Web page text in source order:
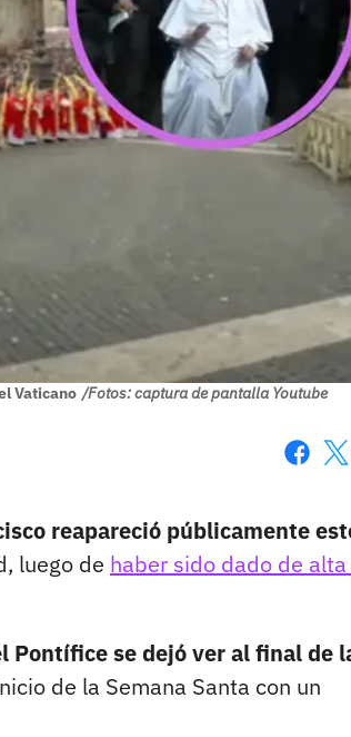
Vaticano /Fotos: captura de pantalla Youtube
reapareció públicamente
luego de haber sido dado de
Pontífice se dejó ver al final de
de la Semana Santa con un